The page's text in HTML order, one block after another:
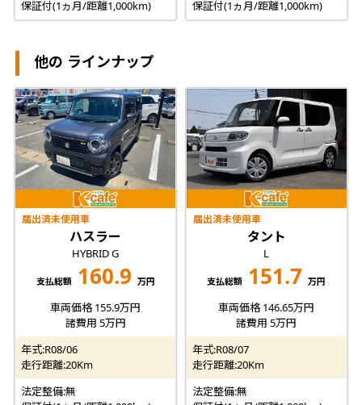
保証付(1ヵ月/距離1,000km)
保証付(1ヵ月/距離1,000km)
他の ラインナップ
届出済未使用車
ハスラー
HYBRID G
支払総額 160.9 万円
車両価格 155.9万円
諸費用 5万円
年式:R08/06
走行距離:20Km
法定整備:無
届出済未使用車
タント
L
支払総額 151.7 万円
車両価格 146.65万円
諸費用 5万円
年式:R08/07
走行距離:20Km
法定整備:無